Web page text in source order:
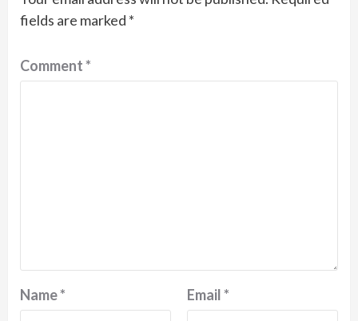
fields are marked *
Comment*
Name* Email*